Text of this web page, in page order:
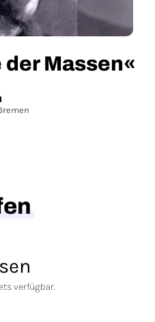
Massen«
verfügbar.